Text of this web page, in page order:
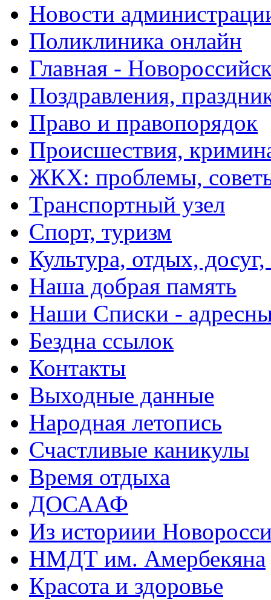
Новости
Поликлиника онлайн
Главная -
Поздравления,
Право и правопорядок
Происшествия,
ЖКХ: проблемы,
Транспортный узел
Спорт, туризм
Культура, отдых,
Наша добрая память
Наши Списки -
Бездна ссылок
Контакты
Выходные данные
Народная летопись
Счастливые каникулы
Время отдыха
ДОСААФ
Из историии
НМДТ им. Амербекяна
Красота и здоровье